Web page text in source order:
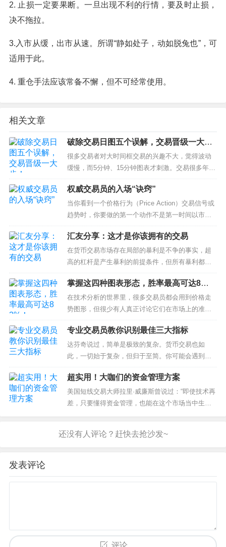
2. 止损一定要果断。一旦出现不利的行情，要及时止损，
决不拖拉。
3.入市从缓，出市从速。所谓“静如处子，动如脱兔也”，可
适用于此。
4. 重仓手法应该常备不懈，但不可经常使用。
相关文章
破除交易日图五个误解，交易晋级一大
步！
很多交易者对大时间框交易的兴趣不大，觉得波动
缓慢，而5分钟、15分钟图表才刺激。交易很多年，
大家估计都有过这样的阶段，最后折腾来折腾去，
依然不断怀疑：“到底哪个时间框的交易更适合我
呢？”在各种外汇群组...
权威交易员的入场“诀窍”
当你看到一个价格行为（Price Action）交易信号或
趋势时，你要做的第一个动作不是第一时间以市价
入场，而是与多数交易者反其道而行，你该等待价
格回踩、回撤或市场进入相对稳定的整固阶段。那
么，这到底...
汇友分享：这才是你该拥有的交易
在货币交易市场存在局部的暴利是不争的事实，超
高的杠杆是产生暴利的前提条件，但所有暴利都建
立在高风险的基础之上。这个市场不是谁的取款
机，多数人对于回报率都有超高的预期，希望一年
账户翻几倍大有人在。但往往...
掌握这四种图表形态，胜率最高可达8
3%！
在技术分析的世界里，很多交易员都会用到价格走
势图形，但很少有人真正讨论它们在市场上的准确
程度。作为交易员，尽管不会将所有者这些模式都
用到，但它们对于理解市场的当前结构和快速评估
交易机会却是非常有用的。...
专业交易员教你识别最佳三大指标
达芬奇说过，简单是极致的复杂。货币交易也如
此，一切始于复杂，但归于至简。你可能会遇到一
大堆不同的交易方法和理念，但专业交易员们用于
深入分析的，却只是几个大家都再熟悉不过的指标
了。绝大多数的交易机会，只...
超实用！大咖们的资金管理方案
美国短线交易大师拉里·威廉斯曾说过：“即使技术再
差，只要懂得资金管理，也能在这个市场当中生
过是追求本金的稳健增...
发表评论
评论